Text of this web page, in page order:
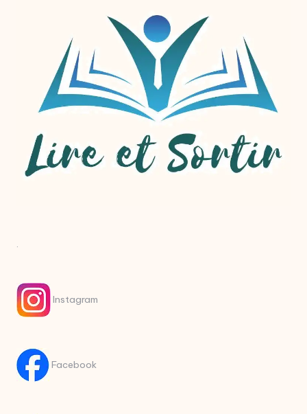
.
Instagram
Facebook